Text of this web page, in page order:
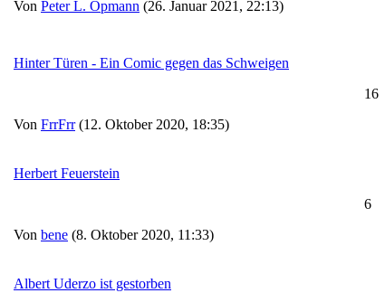
Von Peter L. Opmann (26. Januar 2021, 22:13)
Hinter Türen - Ein Comic gegen das Schweigen
Von FrrFrr(12. Oktober 2020, 18:35)
16
Herbert Feuerstein
Von bene (8. Oktober 2020, 11:33)
6
Albert Uderzo ist gestorben